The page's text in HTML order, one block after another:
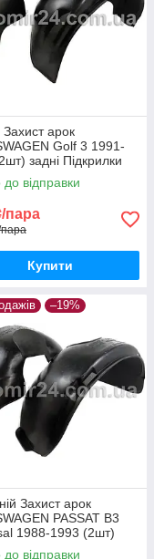
Захист арок
Golf 3 1991-
задні Підкрилки
Гольф 3 пара
до відправки
пара
Купити
–19%
Захист арок
PASSAT B3
1988-1993 (2шт)
Підкрилки
до відправки